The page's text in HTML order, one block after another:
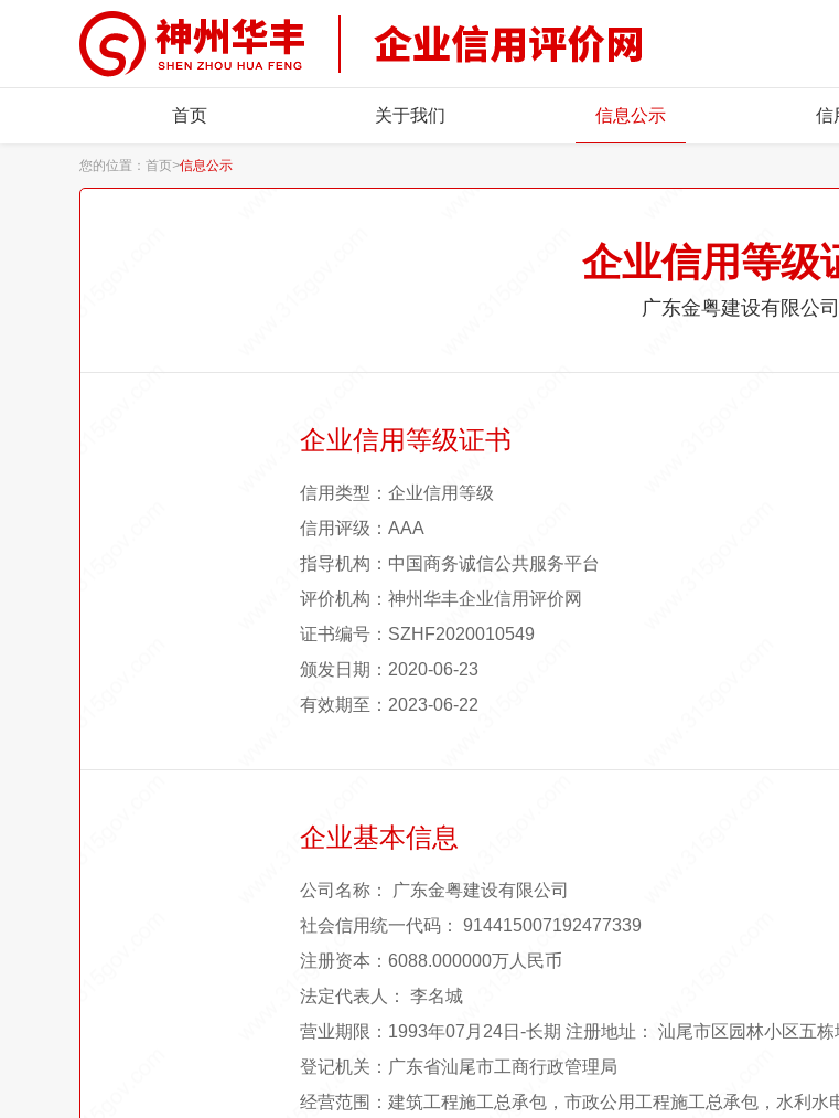
首页 关于我们 信息公示 信
您的位置： 首页>信息公示
企业信用等级
广东金粤建设有限公司
企业信用等级证书
信用类型：企业信用等级
信用评级：AAA
指导机构：中国商务诚信公共服务平台
评价机构：神州华丰企业信用评价网
证书编号：SZHF2020010549
颁发日期：2020-06-23
有效期至：2023-06-22
企业基本信息
公司名称： 广东金粤建设有限公司
社会信用统一代码： 914415007192477339
注册资本：6088.000000万人民币
法定代表人： 李名城
营业期限：1993年07月24日-长期 注册地址： 汕尾市区园林小区五
登记机关：广东省汕尾市工商行政管理局
经营范围：建筑工程施工总承包，市政公用工程施工总承包，水利